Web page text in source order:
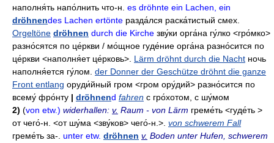
наполня́ть напо́лнить что-н es dröhnte ein Lachen, ein
dröhnendes Lachen ertönte разда́лся раска́тистый смех
Orgeltöne dröhnen durch die Kirche зву́ки орга́на гу́лко <гро́мко>
разно́сятся по це́ркви / мо́щное гуде́ние орга́на разно́сится по
це́ркви <наполня́ет це́рковь>. Lärm dröhnt durch die Nacht ночь
наполня́ется гу́лом der Donner der Geschütze dröhnt die ganze
Front entlang оруди́йный гром <гром ору́дий> разно́сится по
всему́ фро́нту | dröhnend fahren с гро́хотом с шу́мом
2) (von etw.) widerhallen: v. Raum - von Lärm греме́ть <гуде́ть >
от чего́-н . <от шу́ма <зву́ков> чего́-н.>. von schwerem Fall
греме́ть за-. unter etw. dröhnen v. Boden unter Hufen, schwerem